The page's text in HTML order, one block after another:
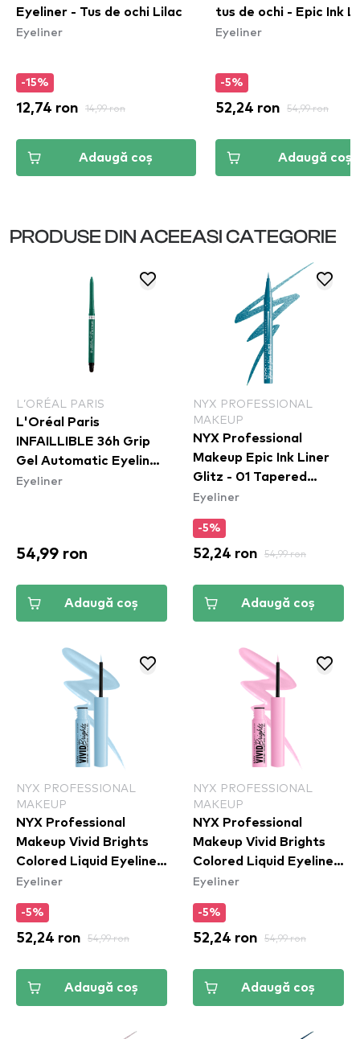
Eyeliner - Tus de ochi Lilac
Eyeliner
-15%
12,74 ron 14,99 ron
Adaugă coș
tus de ochi - Epic
Eyeliner
-5%
52,24 ron 54,99 ron
Adaugă coș
PRODUSE DIN ACEEASI CATEGORIE
L’ORÉAL PARIS
L'Oréal Paris
INFAILLIBLE 36h Grip
Gel Automatic Eyeliner
- Emerald Green
Eyeliner
54,99 ron
Adaugă coș
NYX PROFESSIONAL
MAKEUP
NYX Professional
Makeup Epic Ink Liner
Glitz - 01 Tapered
Twinkle
Eyeliner
-5%
52,24 ron 54,99 ron
Adaugă coș
NYX PROFESSIONAL
MAKEUP
NYX Professional
Makeup Vivid Brights
Colored Liquid Eyeliner
- Blue Thang (VBLL06)
Eyeliner
-5%
52,24 ron 54,99 ron
Adaugă coș
NYX PROFESSIONAL
MAKEUP
NYX Professional
Makeup Vivid Brights
Colored Liquid Eyeliner
- Sneaky Pink (VBLL09)
Eyeliner
-5%
52,24 ron 54,99 ron
Adaugă coș